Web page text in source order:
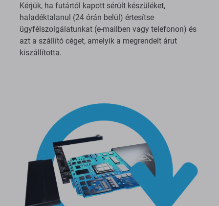
Kérjük, ha futártól kapott sérült készüléket,
haladéktalanul (24 órán belül) értesítse
ügyfélszolgálatunkat (e-mailben vagy telefonon) és
azt a szállító céget, amelyik a megrendelt árut
kiszállította.